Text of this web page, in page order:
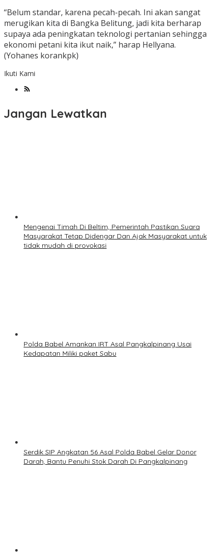
“Belum standar, karena pecah-pecah. Ini akan sangat
merugikan kita di Bangka Belitung, jadi kita berharap
supaya ada peningkatan teknologi pertanian sehingga
ekonomi petani kita ikut naik,” harap Hellyana.
(Yohanes korankpk)
Ikuti Kami
Jangan Lewatkan
Mengenai Timah Di Beltim, Pemerintah Pastikan Suara
Masyarakat Tetap Didengar Dan Ajak Masyarakat untuk
tidak mudah di provokasi
Polda Babel Amankan IRT Asal Pangkalpinang Usai
Kedapatan Miliki paket Sabu
Serdik SIP Angkatan 56 Asal Polda Babel Gelar Donor
Darah, Bantu Penuhi Stok Darah Di Pangkalpinang